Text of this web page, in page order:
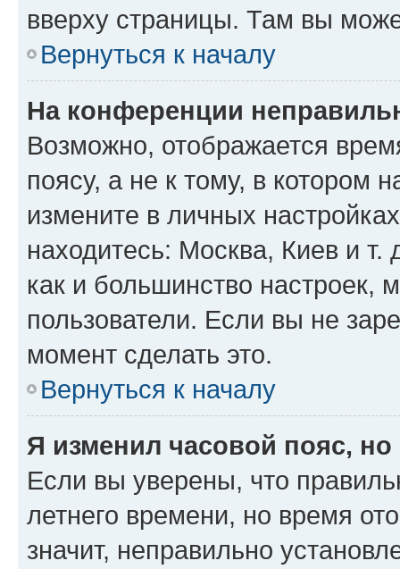
вверху страницы. Там вы
Вернуться к началу
На конференции
Возможно, отображается
поясу, а не к тому, в котором
измените в личных
находитесь: Москва, Киев и т.
как и большинство настроек,
пользователи. Если вы не
момент сделать это.
Вернуться к началу
Я изменил часовой пояс,
Если вы уверены, что
летнего времени, но время
значит, неправильно